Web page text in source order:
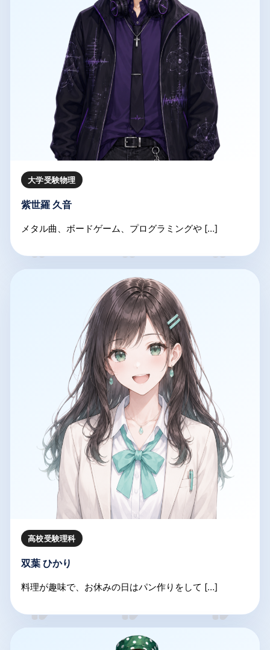
大学受験物理
紫世羅 久音
メタル曲、ボードゲーム、プログラミングや […]
高校受験理科
双葉 ひかり
料理が趣味で、お休みの日はパン作りをして […]